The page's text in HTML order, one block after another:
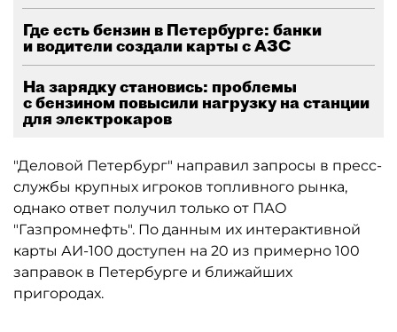
Где есть бензин в Петербурге: банки
и водители создали карты с АЗС
На зарядку становись: проблемы
с бензином повысили нагрузку на станции
для электрокаров
"Деловой Петербург" направил запросы в пресс-
службы крупных игроков топливного рынка,
однако ответ получил только от ПАО
"Газпромнефть". По данным их интерактивной
карты АИ-100 доступен на 20 из примерно 100
заправок в Петербурге и ближайших
пригородах.